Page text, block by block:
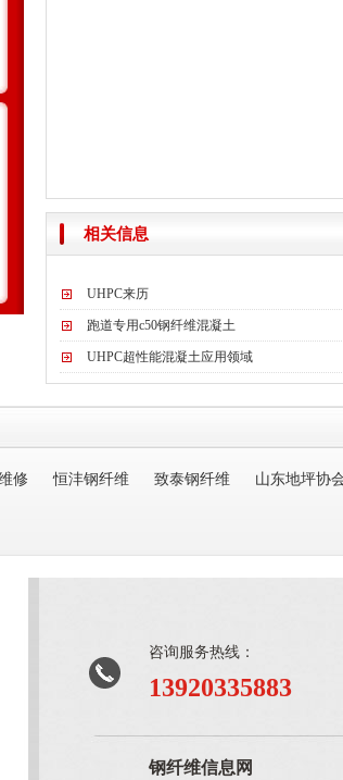
相关信息
UHPC来历
跑道专用c50钢纤维混凝土
UHPC超性能混凝土应用领域
修 恒沣钢纤维 致泰钢纤维 山东地坪协
咨询服务热线：
13920335883
钢纤维信息网